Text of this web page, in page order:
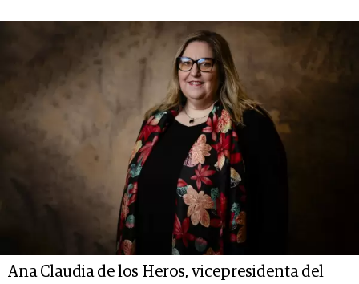
Ana Claudia de los Heros, vicepresidenta del